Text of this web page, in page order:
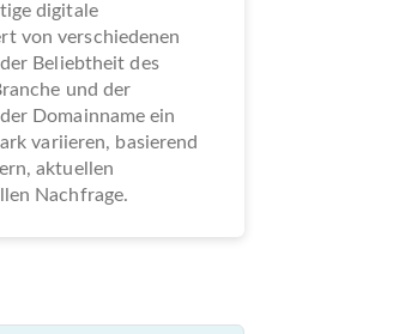
digitale
von verschiedenen
Beliebtheit des
und der
Domainname ein
variieren, basierend
aktuellen
Nachfrage.